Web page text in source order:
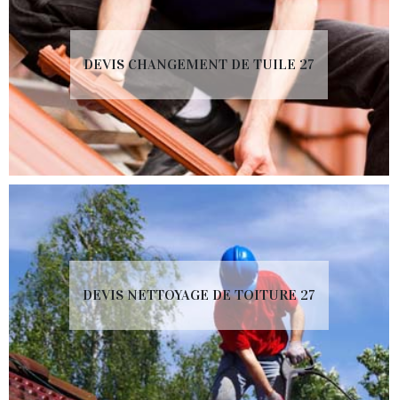
DEVIS CHANGEMENT DE TUILE 27
DEVIS NETTOYAGE DE TOITURE 27